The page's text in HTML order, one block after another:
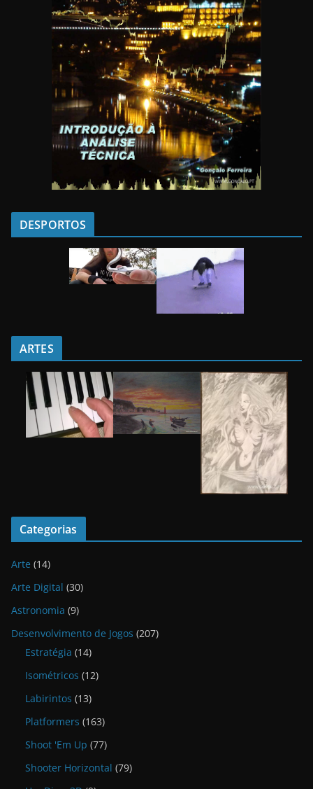
DESPORTOS
ARTES
Categorias
Arte (14)
Arte Digital (30)
Astronomia (9)
Desenvolvimento de Jogos (207)
Estratégia (14)
Isométricos (12)
Labirintos (13)
Platformers (163)
Shoot 'Em Up (77)
Shooter Horizontal (79)